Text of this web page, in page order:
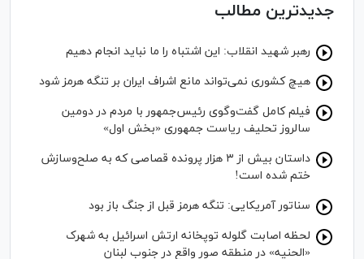
جدیدترین مطالب
رهبر شهید انقلاب: این اشتباه را ما نباید انجام دهیم
هیچ کشوری نمی‌تواند مانع اشراف ایران بر تنگه هرمز شود
فیلم کامل گفت‌وگوی رئیس‌جمهور با مردم در دومین
سالروز تحلیف ریاست جمهوری «بخش اول»
داستان بیش از ۳ هزار پرونده قصاصی که به صلح‌وسازش
ختم شده است!
سناتور آمریکایی: تنگه هرمز قبل از جنگ باز بود
لحظه اصابت گلوله توپخانه ارتش اسرائیل به شهرک
«الحنیه» در منطقه صور واقع در جنوب لبنان